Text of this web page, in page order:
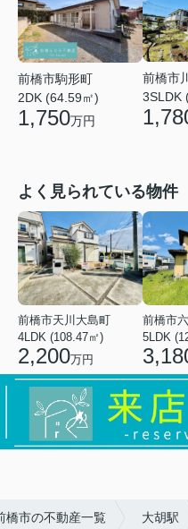
前橋市駒形町
2DK (64.59㎡)
1,750万円
前橋市
3SLDK
よく見られている物件
前橋市天川大島町
4LDK (108.47㎡)
2,200万円
前橋市
5LDK
橋市の不動産一覧 大胡駅